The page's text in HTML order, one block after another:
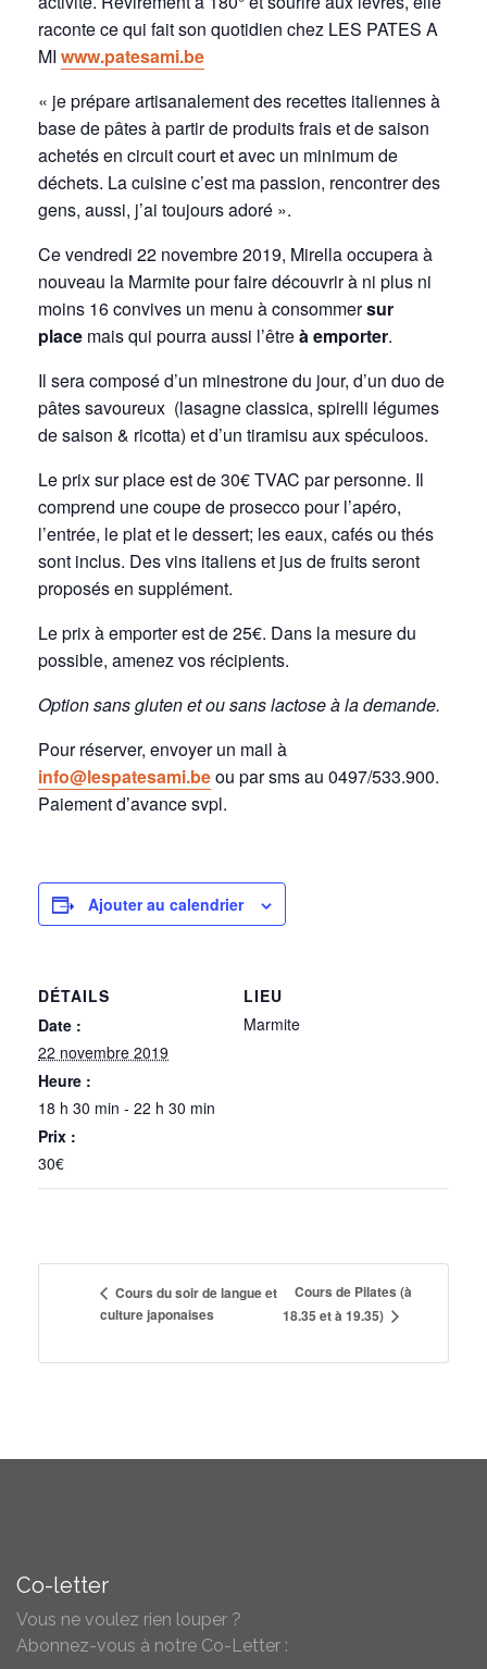
raconte ce qui fait son quotidien chez LES PATES A
MI www.patesami.be
« je prépare artisanalement des recettes italiennes à
base de pâtes à partir de produits frais et de saison
achetés en circuit court et avec un minimum de
déchets. La cuisine c’est ma passion, rencontrer des
gens, aussi, j’ai toujours adoré ».
Ce vendredi 22 novembre 2019, Mirella occupera à
nouveau la Marmite pour faire découvrir à ni plus ni
moins 16 convives un menu à consommersur
place mais qui pourra aussi l’êtreà emporter.
Il sera composé d’un minestrone du jour, d’un duo de
pâtes savoureux (lasagne classica, spirelli légumes
de saison & ricotta) et d’un tiramisu aux spéculoos.
Le prix sur place est de 30€ TVAC par personne. Il
comprend une coupe de prosecco pour l’apéro,
l’entrée, le plat et le dessert; les eaux, cafés ou thés
sont inclus. Des vins italiens et jus de fruits seront
proposés en supplément.
Le prix à emporter est de 25€. Dans la mesure du
possible, amenez vos récipients.
Option sans gluten et ou sans lactose à la demande.
Pour réserver, envoyer un mail à
info@lespatesami.beou par sms au 0497/533.900.
Paiement d’avance svpl.
Ajouter au calendrier
DÉTAILS
Date :
22 novembre 2019
Heure :
18 h 30 min - 22 h 30 min
Prix :
30€
LIEU
Marmite
Cours du soir de langue et
culture japonaises
Cours de Pilates (à
18.35 et à 19.35)
Co-letter
Vous ne voulez rien louper ?
Abonnez-vous à notre Co-Letter :